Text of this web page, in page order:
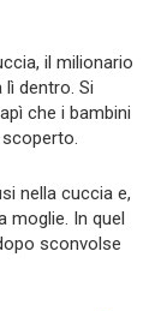
il milionario
dentro. Si
che i bambini
nella cuccia e,
moglie. In quel
sconvolse